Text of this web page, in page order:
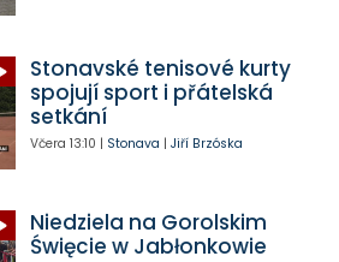
Stonavské tenisové kurty
spojují sport i přátelská
setkání
Včera 13:10 | Stonava | Jiří Brzóska
Niedziela na Gorolskim
Święcie w Jabłonkowie